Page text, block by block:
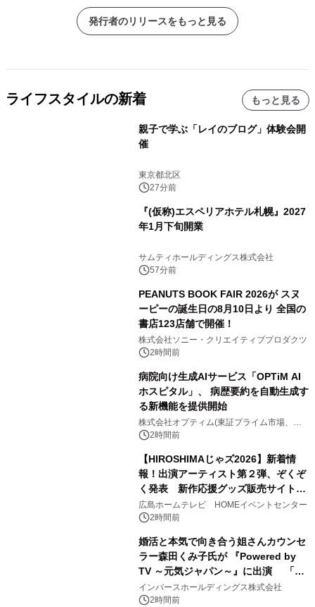
発行者のリリースをもっと見る
ライフスタイルの新着 もっと見る
親子で学ぶ「レイのブログ」体験会開
催
東京都北区
27分前
『(仮称)エスペリアホテル札幌』2027
年1月下旬開業
サムティホールディングス株式会社
57分前
PEANUTS BOOK FAIR 2026が スヌ
ーピーの誕生日の8月10日より 全国の
書店123店舗で開催！
株式会社ソニー・クリエイティブプロダクツ
2時間前
病院向け生成AIサービス「OPTiM AI
ホスピタル」、 病歴要約を自動生成す
る新機能を提供開始
株式会社オプティム(東証プライム市場、コ
ード：3694)
2時間前
【HIROSHIMAじゃズ2026】新着情
報！出演アーティスト第２弾、ぞくぞ
く発表 新作応援グッズ販売サイトも
同時オープンします！
広島ホームテレビ HOMEイベントセンター
2時間前
婚活と本気で向き合う姐さんカウンセ
ラー森田くみ子氏が 『Powered by
TV ～元気ジャパン～』に出演 「元
気が出るPower講座」で婚活の「加点
方式」を紹介
インバースホールディングス株式会社
2時間前